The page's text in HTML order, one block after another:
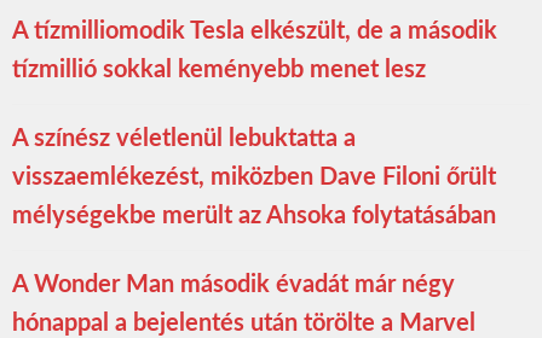
A tízmilliomodik Tesla elkészült, de a második
tízmillió sokkal keményebb menet lesz
A színész véletlenül lebuktatta a
visszaemlékezést, miközben Dave Filoni őrült
mélységekbe merült az Ahsoka folytatásában
A Wonder Man második évadát már négy
hónappal a bejelentés után törölte a Marvel